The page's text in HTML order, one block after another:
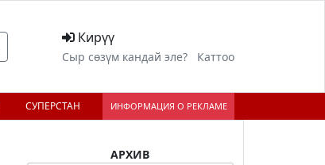
Кирүү
Сыр сөзүм кандай эле? Каттоо
СУПЕРСТАН ИНФОРМАЦИЯ О РЕКЛАМЕ
АРХИВ